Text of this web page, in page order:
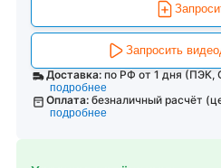
Запросить
Доставка: по РФ от 1 дня (ПЭК,
подробнее
Оплата: безналичный расчёт
подробнее